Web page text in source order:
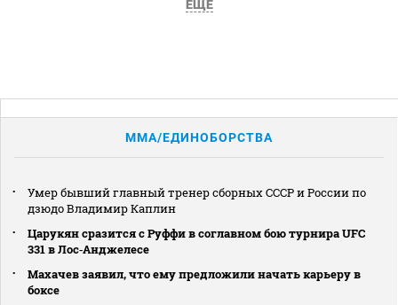
ЕЩЕ
MMA/ЕДИНОБОРСТВА
Умер бывший главный тренер сборных СССР и России по
дзюдо Владимир Каплин
Царукян сразится с Руффи в соглавном бою турнира UFC
331 в Лос‑Анджелесе
Махачев заявил, что ему предложили начать карьеру в
боксе